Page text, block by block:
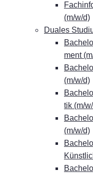
(m/w/d)
Dua­les
ment
(m/w/d)
tik (m/
(m/w/d)